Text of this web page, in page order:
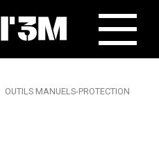
OUTILS MANUELS-PROTECTION